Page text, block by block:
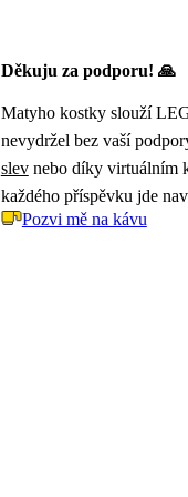
Děkuju za podporu! 🙏
Matyho kostky slouží
nevydržel bez vaší
slevnebo díky virtuálním
každého příspěvku jde
Pozvi mě na kávu